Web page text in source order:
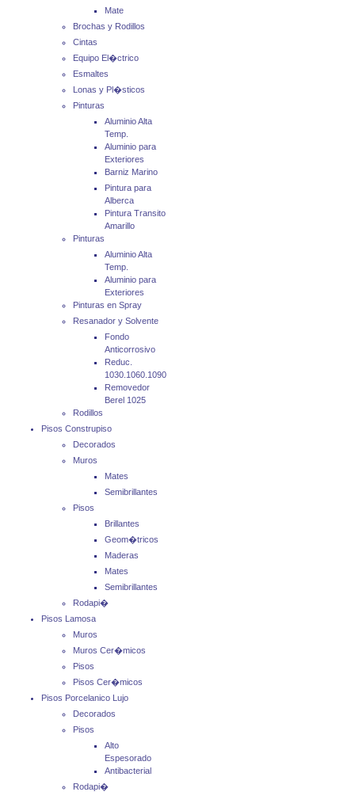
Mate
Brochas y Rodillos
Cintas
Equipo El�ctrico
Esmaltes
Lonas y Pl�sticos
Pinturas
Aluminio Alta
Temp.
Aluminio para
Exteriores
Barniz Marino
Pintura para
Alberca
Pintura Transito
Amarillo
Pinturas
Aluminio Alta
Temp.
Aluminio para
Exteriores
Pinturas en Spray
Resanador y Solvente
Fondo
Anticorrosivo
Reduc.
1030.1060.1090
Removedor
Berel 1025
Rodillos
Pisos Construpiso
Decorados
Muros
Mates
Semibrillantes
Pisos
Brillantes
Geom�tricos
Maderas
Mates
Semibrillantes
Rodapi�
Pisos Lamosa
Muros
Muros Cer�micos
Pisos
Pisos Cer�micos
Pisos Porcelanico Lujo
Decorados
Pisos
Alto
Espesorado
Antibacterial
Rodapi�